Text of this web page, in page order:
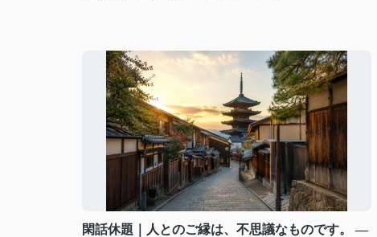
閑話休題｜人とのご縁は、不思議なものです。 ―